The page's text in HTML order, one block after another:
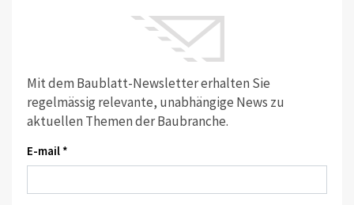
Mit dem Baublatt-Newsletter erhalten Sie
regelmässig relevante, unabhängige News zu
aktuellen Themen der Baubranche.
E-mail *